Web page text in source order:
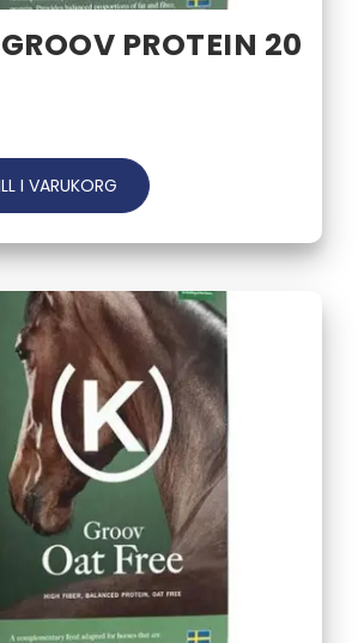
PROTEIN 20
I VARUKORG